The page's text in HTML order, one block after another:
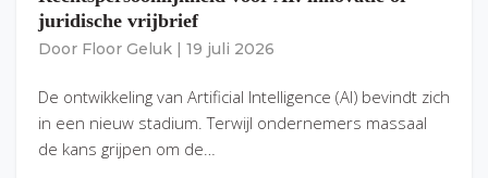
juridische vrijbrief
Door Floor Geluk 19 juli 2026
De ontwikkeling van Artificial Intelligence (AI) bevindt zich
in een nieuw stadium. Terwijl ondernemers massaal
de kans grijpen om de…